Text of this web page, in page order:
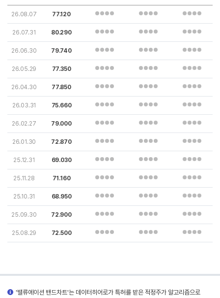
26.08.07 77.120
26.07.31 80.290
26.06.30 79.740
26.05.29 77.350
26.04.30 77.850
26.03.31 75.660
26.02.27 79.000
26.01.30 72.870
25.12.31 69.030
25.11.28 71.160
25.10.31 68.950
25.09.30 72.900
25.08.29 72.500
'밸류에이션 밴드차트'는 데이터히어로가 특허를 받은 적정주가 알고리즘으로